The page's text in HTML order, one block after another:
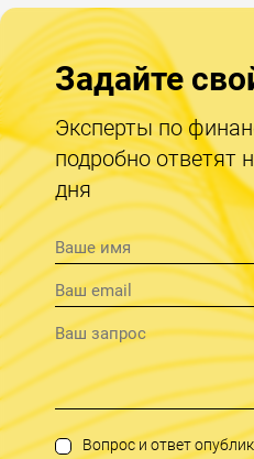
Задайте
Эксперты по
подробно ответят
дня
Вопрос и ответ